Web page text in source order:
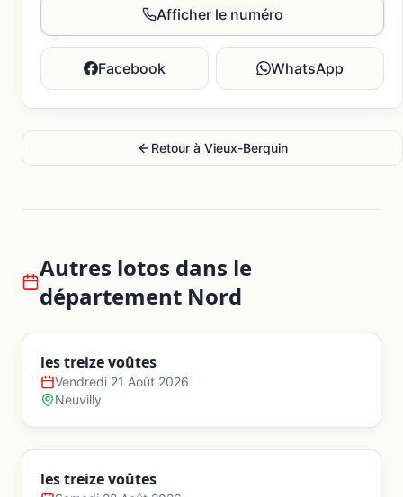
Afficher le numéro
Facebook WhatsApp
Retour à Vieux-Berquin
Autres lotos dans le
département Nord
les treize voûtes
Vendredi 21 Août 2026
Neuvilly
les treize voûtes